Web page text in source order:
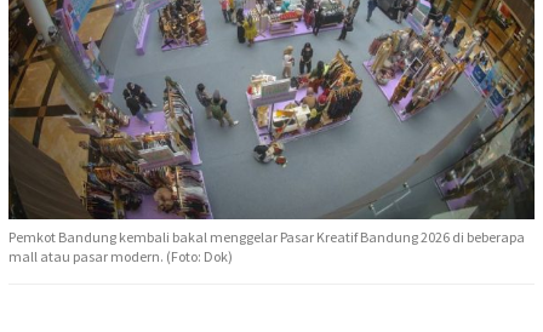
Pemkot Bandung kembali bakal menggelar Pasar Kreatif Bandung 2026 di beberapa
mall atau pasar modern. (Foto: Dok)